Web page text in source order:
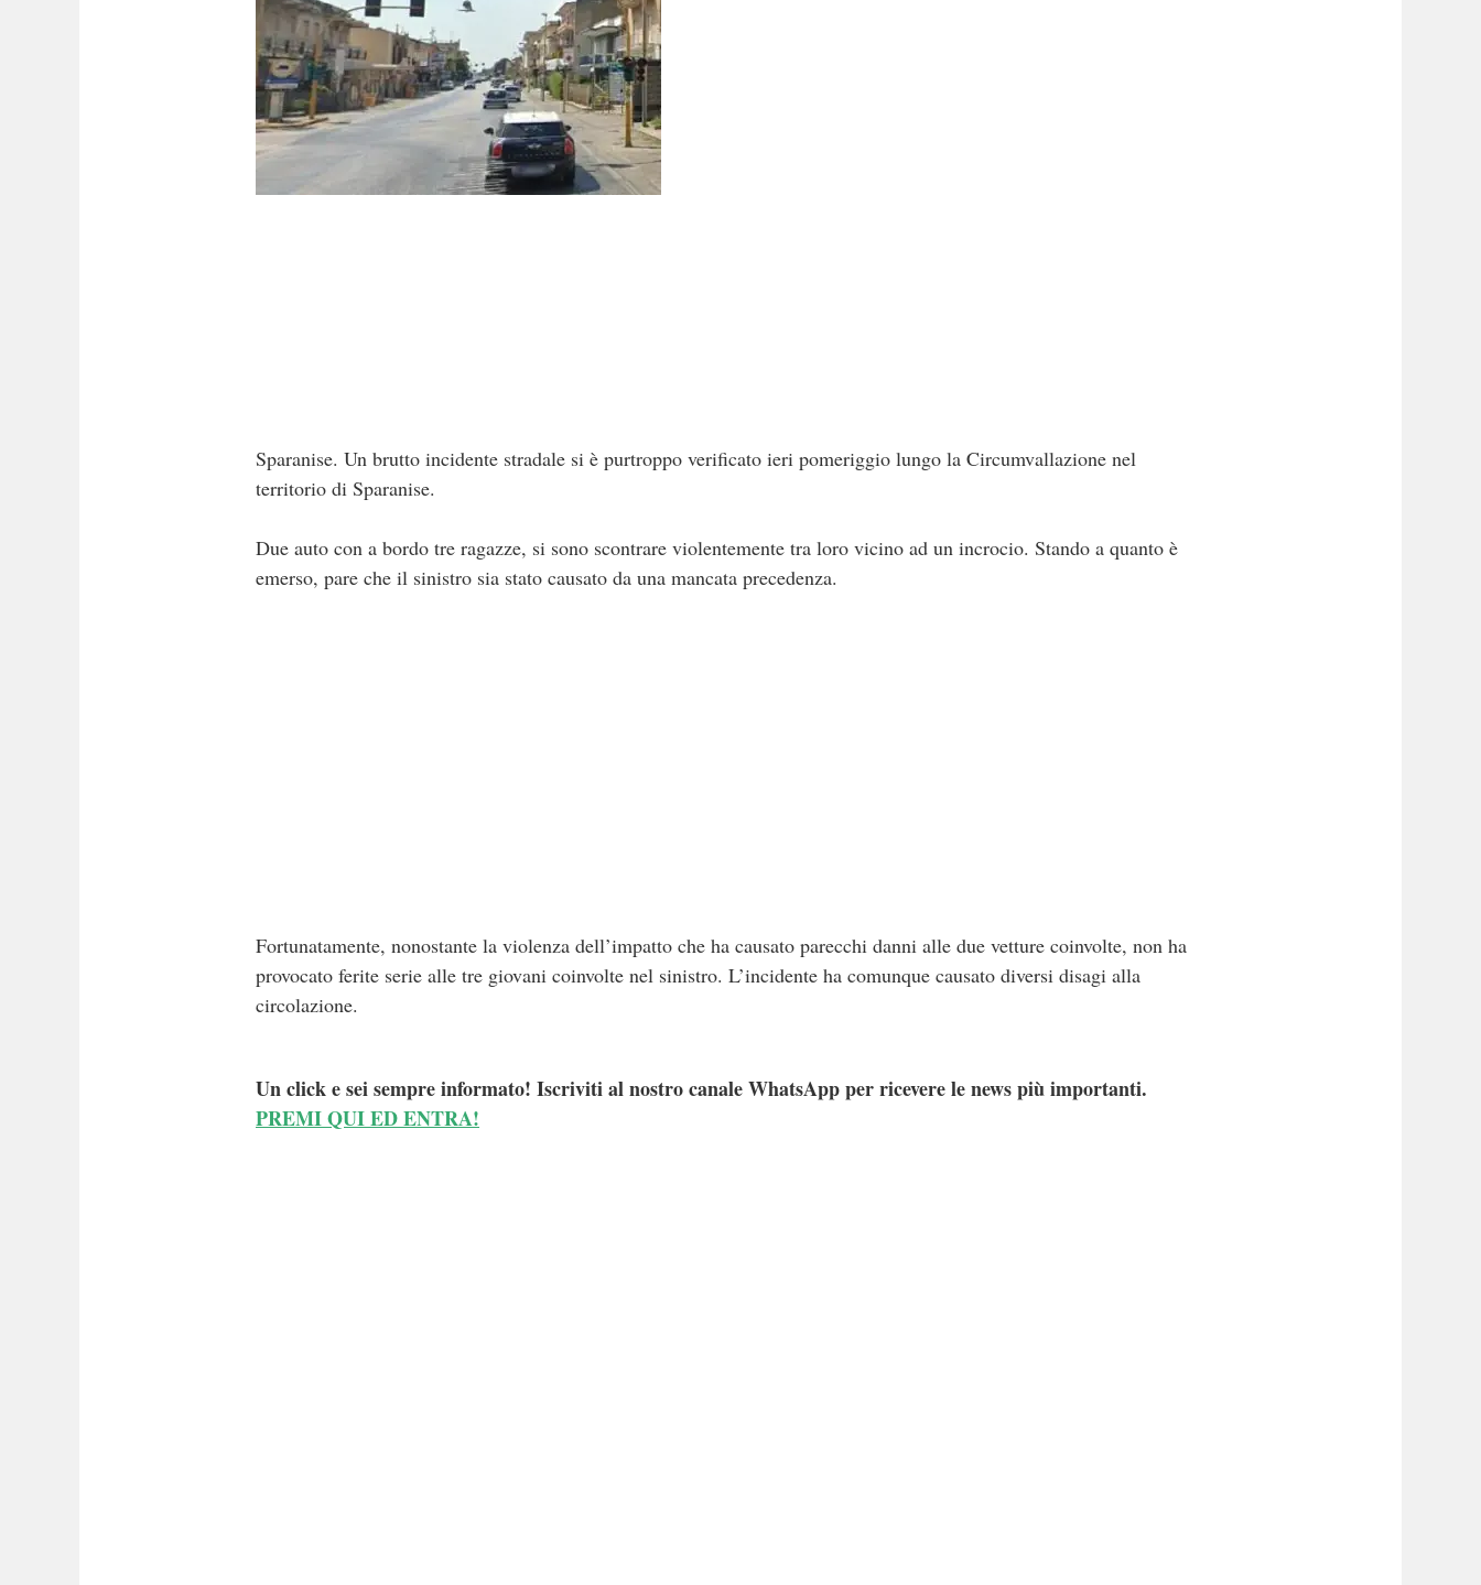
Sparanise. Un brutto incidente stradale si è purtroppo verificato ieri pomeriggio lungo la Circumvallazione nel
territorio di Sparanise.
Due auto con a bordo tre ragazze, si sono scontrare violentemente tra loro vicino ad un incrocio. Stando a quanto è
emerso, pare che il sinistro sia stato causato da una mancata precedenza.
Fortunatamente, nonostante la violenza dell’impatto che ha causato parecchi danni alle due vetture coinvolte, non ha
provocato ferite serie alle tre giovani coinvolte nel sinistro. L’incidente ha comunque causato diversi disagi alla
circolazione.
Un click e sei sempre informato! Iscriviti al nostro canale WhatsApp per ricevere le news più importanti.
PREMI QUI ED ENTRA!